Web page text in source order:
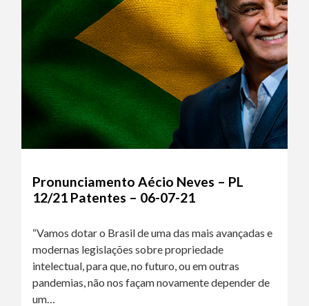
Pronunciamento Aécio Neves – PL
12/21 Patentes – 06-07-21
“Vamos dotar o Brasil de uma das mais avançadas e
modernas legislações sobre propriedade
intelectual, para que, no futuro, ou em outras
pandemias, não nos façam novamente depender de
um…